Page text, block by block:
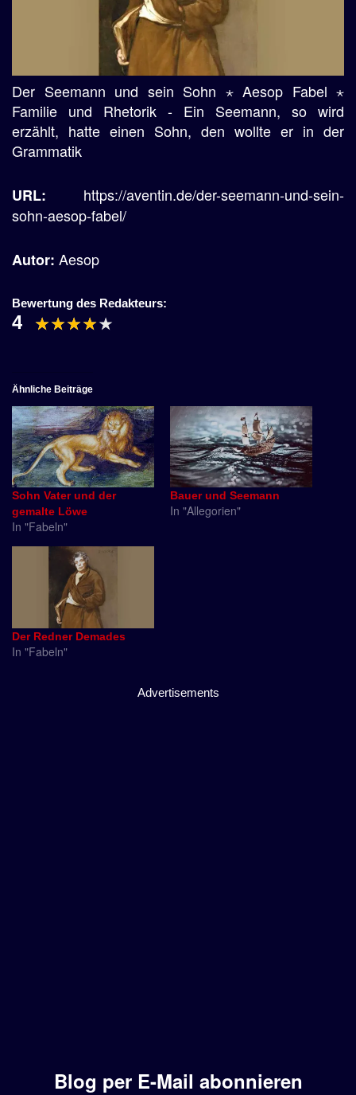
Der Seemann und sein Sohn ⋆ Aesop Fabel ⋆
Familie und Rhetorik - Ein Seemann, so wird
erzählt, hatte einen Sohn, den wollte er in der
Grammatik
URL: https://aventin.de/der-seemann-und-sein-
sohn-aesop-fabel/
Autor: Aesop
Bewertung des Redakteurs:
4
Ähnliche Beiträge
Sohn Vater und der
gemalte Löwe
In "Fabeln"
Bauer und Seemann
In "Allegorien"
Der Redner Demades
In "Fabeln"
Advertisements
Blog per E-Mail abonnieren